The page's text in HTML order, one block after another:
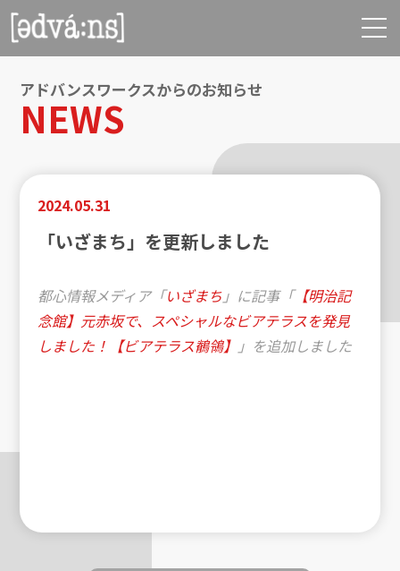
アドバンスワークスからのお知らせ
NEWS
2024.05.31
「いざまち」を更新しました
都心情報メディア「いざまち」に記事「【明治記
念館】元赤坂で、スペシャルなビアテラスを発見
しました！【ビアテラス鶺鴒】 」を追加しました